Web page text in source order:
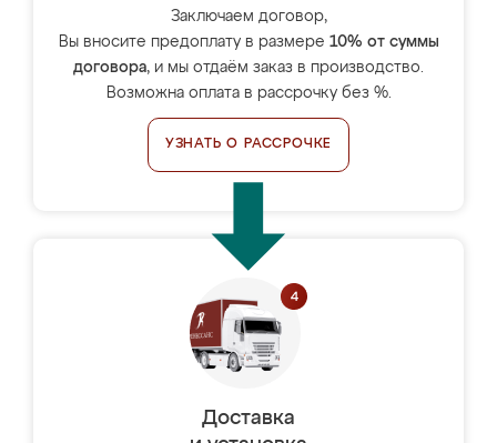
Заключаем договор,
Вы вносите предоплату в размере 10% от суммы
договора, и мы отдаём заказ в производство.
Возможна оплата в рассрочку без %.
УЗНАТЬ О РАССРОЧКЕ
Доставка